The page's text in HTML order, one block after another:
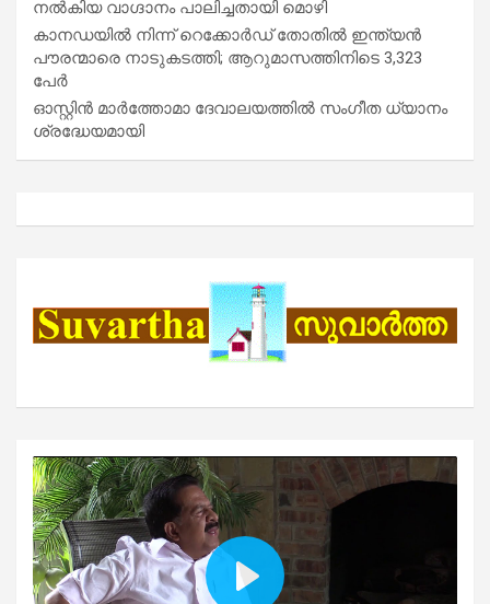
നൽകിയ വാഗ്ദാനം പാലിച്ചതായി മൊഴി
കാനഡയിൽ നിന്ന് റെക്കോർഡ് തോതിൽ ഇന്ത്യൻ
പൗരന്മാരെ നാടുകടത്തി; ആറുമാസത്തിനിടെ 3,323
പേർ
ഓസ്റ്റിൻ മാർത്തോമാ ദേവാലയത്തിൽ സംഗീത ധ്യാനം
ശ്രദ്ധേയമായി